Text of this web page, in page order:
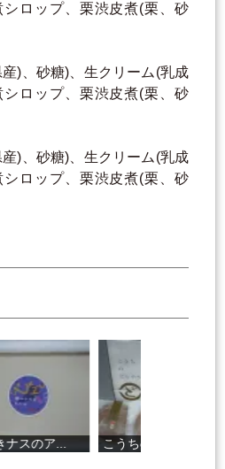
ロップ、栗渋皮煮(栗、砂
)、砂糖)、生クリーム(乳成
ロップ、栗渋皮煮(栗、砂
)、砂糖)、生クリーム(乳成
ロップ、栗渋皮煮(栗、砂
スのア... こうちのどら...